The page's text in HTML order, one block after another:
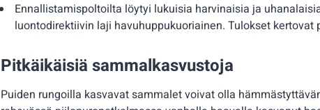
Ennallistamispoltoilta löytyi lukuisia harvinaisia ja
luontodirektiivin laji havuhuppukuoriainen. Tulokset
Pitkäikäisiä sammalkasvustoja
Puiden rungoilla kasvavat sammalet voivat olla